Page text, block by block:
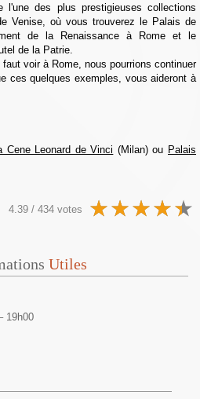
l'une des plus prestigieuses collections
Venise, où vous trouverez le Palais de
de la Renaissance à Rome et le
de la Patrie.
voir à Rome, nous pourrions continuer
ces quelques exemples, vous aideront à
Cene Leonard de Vinci (Milan) ou Palais
4.39 / 434 votes
Utiles
19h00